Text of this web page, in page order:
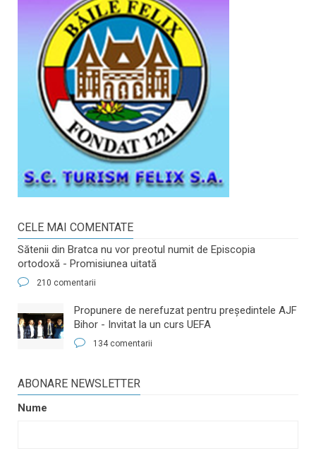
CELE MAI COMENTATE
Sătenii din Bratca nu vor preotul numit de Episcopia
ortodoxă - Promisiunea uitată
210 comentarii
​Propunere de nerefuzat pentru preşedintele AJF
Bihor - Invitat la un curs UEFA
134 comentarii
ABONARE NEWSLETTER
Nume